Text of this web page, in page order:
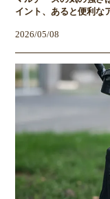
イント、あると便利な
2026/05/08